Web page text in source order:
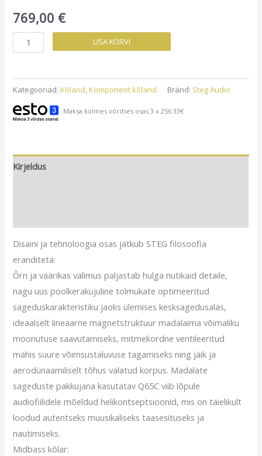
769,00 €
STEG
ML653C
komponendi
komplekt
kogus
LISA KORVI
Kategooriad:Kõlarid,Komponent kõlarid Bränd: Steg Audio
Maksa kolmes võrdses osas 3 x 256.33€
Kirjeldus
Disaini ja tehnoloogia osas jätkub STEG filosoofia
eranditeta:
Õrn ja väärikas välimus paljastab hulga nutikaid detaile,
nagu uus poolkerakujuline tolmukate optimeeritud
sageduskarakteristiku jaoks ülemises kesksagedusalas,
ideaalselt lineaarne magnetstruktuur madalaima võimaliku
moonutuse saavutamiseks, mitmekordne ventileeritud
mähis suure võimsustaluvuse tagamiseks ning jäik ja
aerodünaamiliselt tõhus valatud korpus. Madalate
sageduste pakkujana kasutatav Q65C viib lõpule
audiofiilidele mõeldud helikontseptsioonid, mis on täielikult
loodud autentseks muusikaliseks taasesituseks ja
nautimiseks.
Midbass kõlar: